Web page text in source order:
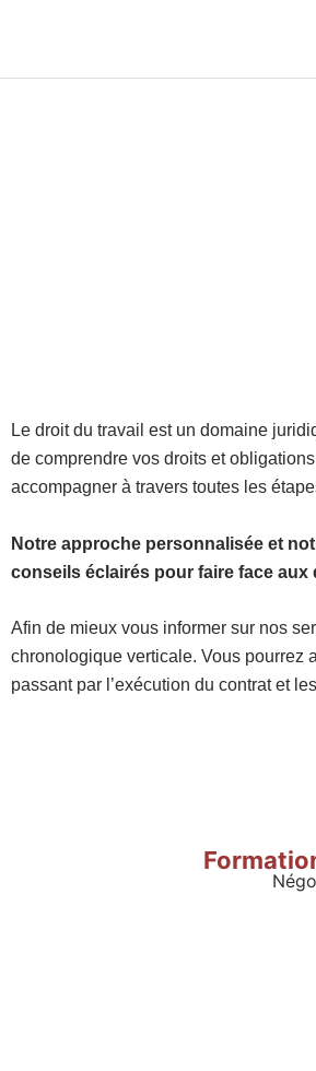
Le droit du travail est un domaine
de comprendre vos droits et
accompagner à travers toutes les
Notre approche personnalisée et
conseils éclairés pour faire face
Afin de mieux vous informer sur nos
chronologique verticale. Vous pourrez
passant par l’exécution du contrat et